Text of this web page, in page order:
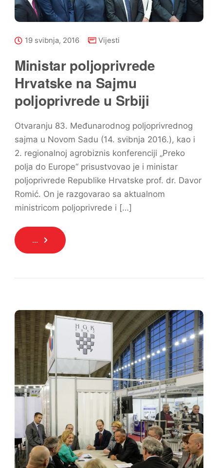
19 svibnja, 2016 Vijesti
Ministar poljoprivrede
Hrvatske na Sajmu
poljoprivrede u Srbiji
Otvaranju 83. Međunarodnog poljoprivrednog
sajma u Novom Sadu (14. svibnja 2016.), kao i
2. regionalnoj agrobiznis konferenciji „Preko
polja do Europe“ prisustvovao je i ministar
poljoprivrede Republike Hrvatske prof. dr. Davor
Romić. On je razgovarao sa aktualnom
ministricom poljoprivrede i […]
...